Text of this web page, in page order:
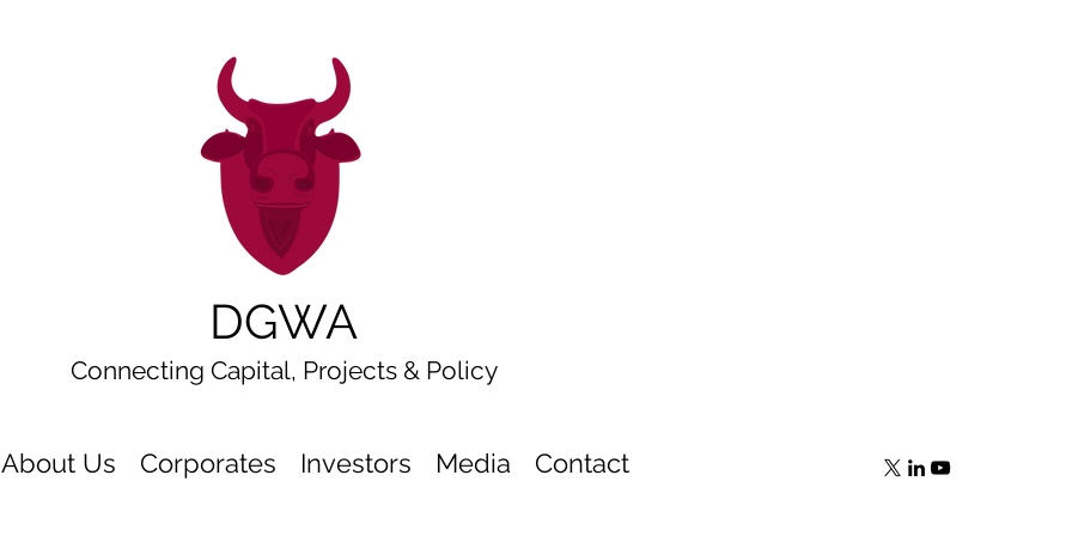
DGWA
Connecting Capital, Projects & Policy
About Us Corporates Investors Media Contact